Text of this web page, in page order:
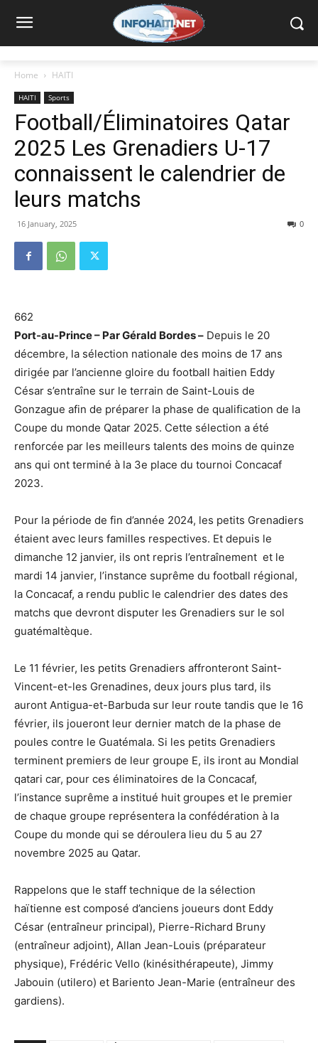
Home HAITI
HAITI Sports
Football/Éliminatoires Qatar
2025 Les Grenadiers U-17
connaissent le calendrier de
leurs matchs
16 January, 2025 0
662
Port-au-Prince – Par Gérald Bordes – Depuis le 20
décembre, la sélection nationale des moins de 17 ans
dirigée par l’ancienne gloire du football haitien Eddy
César s’entraîne sur le terrain de Saint-Louis de
Gonzague afin de préparer la phase de qualification de la
Coupe du monde Qatar 2025. Cette sélection a été
renforcée par les meilleurs talents des moins de quinze
ans qui ont terminé à la 3e place du tournoi Concacaf
2023.
Pour la période de fin d’année 2024, les petits Grenadiers
étaient avec leurs familles respectives. Et depuis le
dimanche 12 janvier, ils ont repris l’entraînement et le
mardi 14 janvier, l’instance suprême du football régional,
la Concacaf, a rendu public le calendrier des dates des
matchs que devront disputer les Grenadiers sur le sol
guatémaltèque.
Le 11 février, les petits Grenadiers affronteront Saint-
Vincent-et-les Grenadines, deux jours plus tard, ils
auront Antigua-et-Barbuda sur leur route tandis que le 16
février, ils joueront leur dernier match de la phase de
poules contre le Guatémala. Si les petits Grenadiers
terminent premiers de leur groupe E, ils iront au Mondial
qatari car, pour ces éliminatoires de la Concacaf,
l’instance suprême a institué huit groupes et le premier
de chaque groupe représentera la confédération à la
Coupe du monde qui se déroulera lieu du 5 au 27
novembre 2025 au Qatar.
Rappelons que le staff technique de la sélection
haïtienne est composé d’anciens joueurs dont Eddy
César (entraîneur principal), Pierre-Richard Bruny
(entraîneur adjoint), Allan Jean-Louis (préparateur
physique), Frédéric Vello (kinésithérapeute), Jimmy
Jabouin (utilero) et Bariento Jean-Marie (entraîneur des
gardiens).